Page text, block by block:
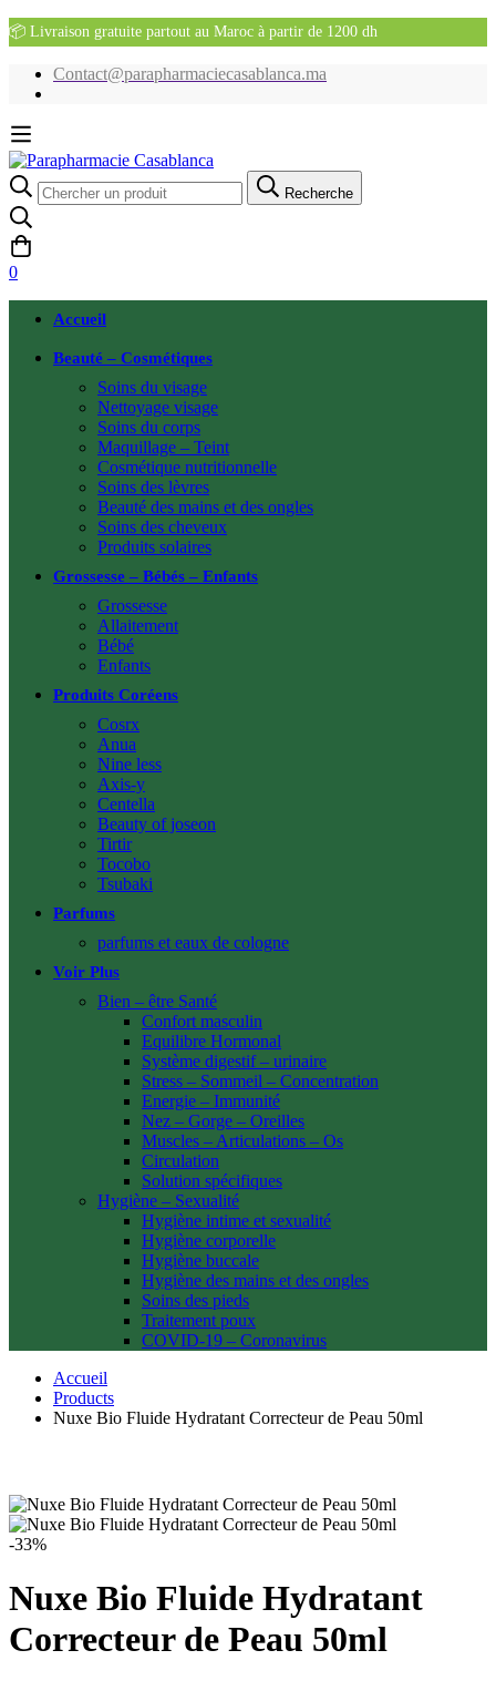
📦 Livraison gratuite partout au Maroc à partir de 1200 dh
Contact@parapharmaciecasablanca.ma
Recherche
pour:
Recherche
0
Accueil
Beauté – Cosmétiques
Soins du visage
Nettoyage visage
Soins du corps
Maquillage – Teint
Cosmétique nutritionnelle
Soins des lèvres
Beauté des mains et des ongles
Soins des cheveux
Produits solaires
Grossesse – Bébés – Enfants
Grossesse
Allaitement
Bébé
Enfants
Produits Coréens
Cosrx
Anua
Nine less
Axis-y
Centella
Beauty of joseon
Tirtir
Tocobo
Tsubaki
Parfums
parfums et eaux de cologne
Voir Plus
Bien – être Santé
Confort masculin
Equilibre Hormonal
Système digestif – urinaire
Stress – Sommeil – Concentration
Energie – Immunité
Nez – Gorge – Oreilles
Muscles – Articulations – Os
Circulation
Solution spécifiques
Hygiène – Sexualité
Hygiène intime et sexualité
Hygiène corporelle
Hygiène buccale
Hygiène des mains et des ongles
Soins des pieds
Traitement poux
COVID-19 – Coronavirus
Accueil
Products
Nuxe Bio Fluide Hydratant Correcteur de Peau 50ml
-33%
Nuxe Bio Fluide Hydratant
Correcteur de Peau 50ml